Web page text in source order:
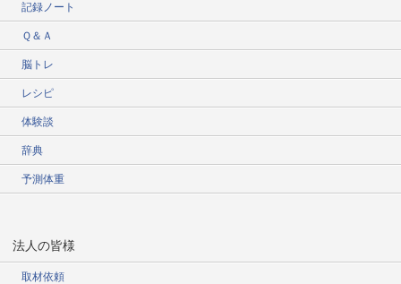
記録ノート
Ｑ＆Ａ
脳トレ
レシピ
体験談
辞典
予測体重
法人の皆様
取材依頼